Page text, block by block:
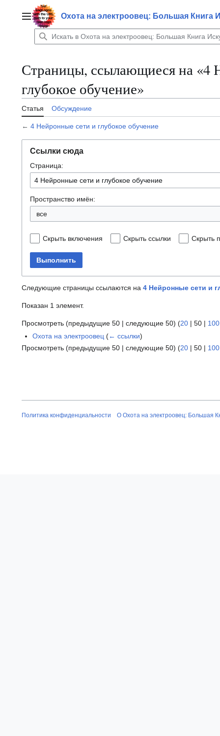
содержаниюГлавное менюОхота на электроовец: Большая Книга
Страницы, ссылающиеся на «4
глубокое обучение»
Статья Обсуждение
← 4 Нейронные сети и глубокое обучение
Ссылки сюда
Страница:
Пространство имён:
все
Скрыть включения Скрыть ссылки Скрыть
Выполнить
Следующие страницы ссылаются на 4 Нейронные сети и
Показан 1 элемент.
Просмотреть (предыдущие 50 | следующие 50) (20 | 50 | 100
Охота на электроовец (← ссылки)
Просмотреть (предыдущие 50 | следующие 50) (20 | 50 | 100
Политика конфиденциальности О Охота на электроовец: Большая